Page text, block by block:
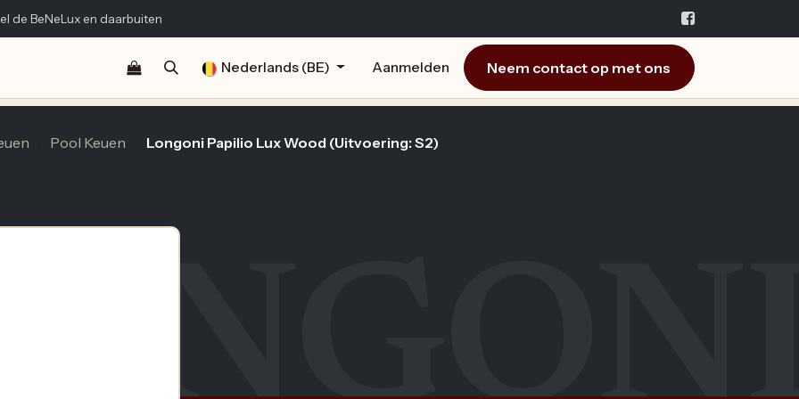
de BeNeLux en daarbuiten
Documentatie Publicaties Contact
Nederlands (BE) Aanmelden Neem contact op met ons
Pool Keuen Longoni Papilio Lux Wood (Uitvoering: S2)